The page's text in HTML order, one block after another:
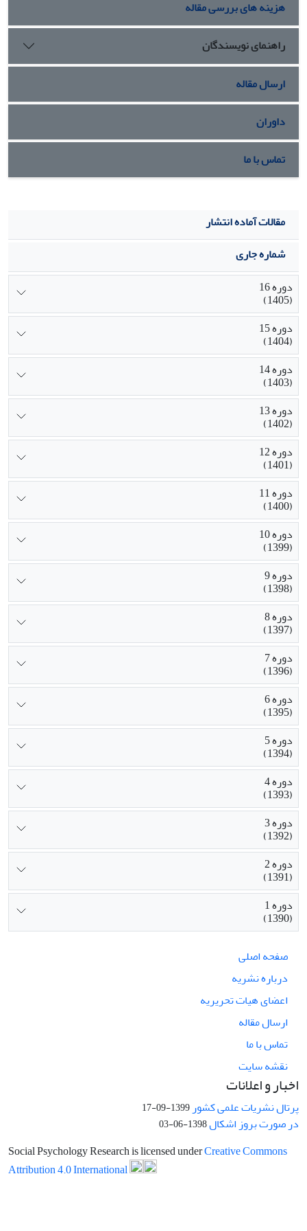
هزینه های بررسی مقاله
راهنمای نویسندگان
ارسال مقاله
داوران
تماس با ما
مقالات آماده انتشار
شماره جاری
دوره 16
(1405)
دوره 15
(1404)
دوره 14
(1403)
دوره 13
(1402)
دوره 12
(1401)
دوره 11
(1400)
دوره 10
(1399)
دوره 9
(1398)
دوره 8
(1397)
دوره 7
(1396)
دوره 6
(1395)
دوره 5
(1394)
دوره 4
(1393)
دوره 3
(1392)
دوره 2
(1391)
دوره 1
(1390)
صفحه اصلی
درباره نشریه
اعضای هیات تحریریه
ارسال مقاله
تماس با ما
نقشه سایت
اخبار و اعلانات
پرتال نشریات علمی کشور 1399-09-17
در صورت بروز اشکال1398-06-03
Social Psychology Research is licensed underCreative Commons
Attribution 4.0 International